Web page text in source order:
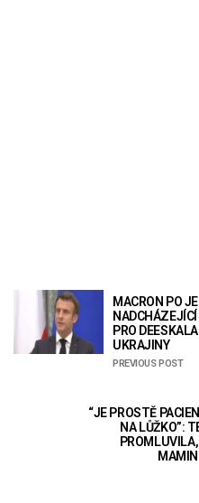
MACRON PO
PRO
UKRAJINY
PREVIOUS POST
“JE PROSTĚ
NA LŮŽKO”: